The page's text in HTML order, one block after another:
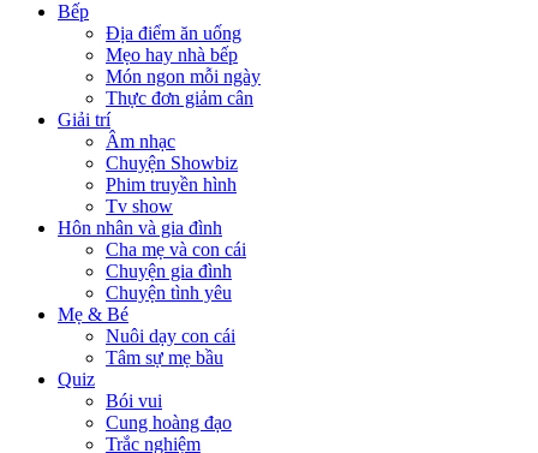
Bếp
Địa điểm ăn uống
Mẹo hay nhà bếp
Món ngon mỗi ngày
Thực đơn giảm cân
Giải trí
Âm nhạc
Chuyện Showbiz
Phim truyền hình
Tv show
Hôn nhân và gia đình
Cha mẹ và con cái
Chuyện gia đình
Chuyện tình yêu
Mẹ & Bé
Nuôi dạy con cái
Tâm sự mẹ bầu
Quiz
Bói vui
Cung hoàng đạo
Trắc nghiệm